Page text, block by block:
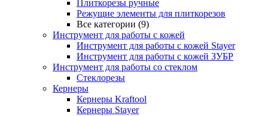
Плиткорезы ручные
Режущие элементы для плиткорезов
Все категории (9)
Инструмент для работы с кожей
Инструмент для работы с кожей Stayer
Инструмент для работы с кожей ЗУБР
Инструмент для работы со стеклом
Стеклорезы
Кернеры
Кернеры Kraftool
Кернеры Stayer